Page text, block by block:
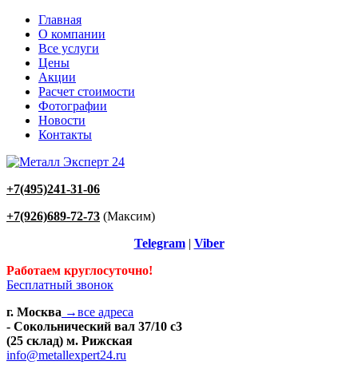
Главная
О компании
Все услуги
Цены
Акции
Расчет стоимости
Фотографии
Новости
Контакты
+7(495)241-31-06
+7(926)689-72-73 (Максим)
Telegram| Viber
Работаем круглосуточно!
Бесплатный звонок
г. Москва →все адреса
- Сокольнический вал 37/10 с3
(25 склад) м. Рижская
info@metallexpert24.ru